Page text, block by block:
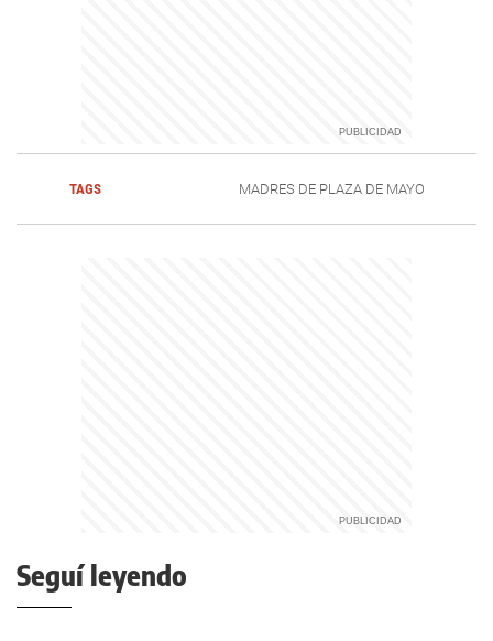
TAGS MADRES DE PLAZA DE MAYO
Seguí leyendo